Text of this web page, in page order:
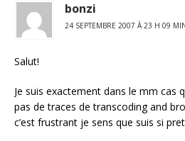
bonzi
24 SEPTEMBRE 2007 À 23 H 09
Salut!
Je suis exactement dans le mm cas
pas de traces de transcoding and
c’est frustrant je sens que suis si